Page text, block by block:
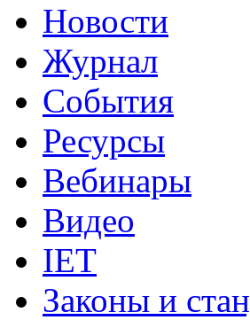
Новости
Журнал
События
Ресурсы
Вебинары
Видео
IET
Законы и